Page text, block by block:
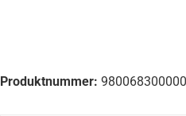
Produktnummer: